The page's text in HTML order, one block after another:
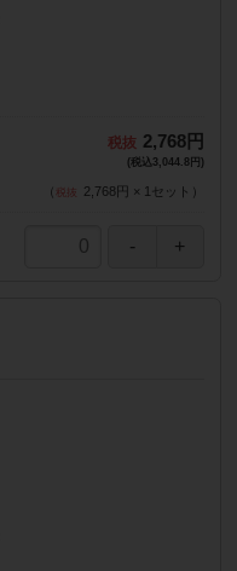
2,768円
(税込3,044.8円)
（ 2,768円 × 1 セット ）